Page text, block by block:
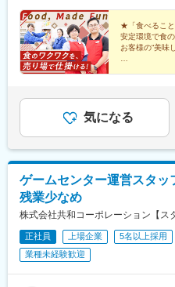
店／高山店／岐阜真砂店／
伊勢店■静岡県浜松店／磐田
店／静岡清水店／富士店／
／滋賀守山店■福井県福井文
野県飯田店／松本店◎転勤有
い！
駅、郡上八幡駅、中川原駅
町駅、掛川駅、新浜松駅、
南彦根駅、石山駅、長浜駅
崎体育館駅、切石駅、南松
知県)、熱田駅、柴田駅、名
場合）
★「食べること
安定環境で食の
お客様の“美味
◎賞与昨年実
気になる
ゲームセンター運営スタッ
残業少なめ
株式会社共和コーポレーション【ス
正社員 上場企業 5名以上採用
業種未経験歓迎